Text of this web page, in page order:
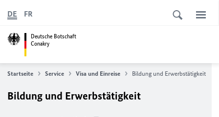
Deutsche Botschaft
Conakry
DE FR
Startseite Service Visa und Einreise Bildung und Erwerbstätigkeit
Bildung und Erwerbstätigkeit